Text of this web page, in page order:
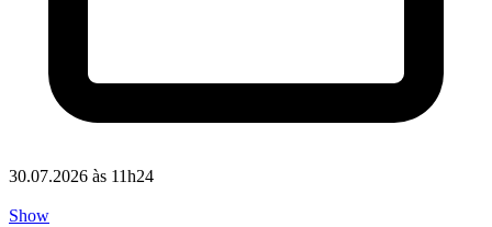
30.07.2026 às 11h24
Show